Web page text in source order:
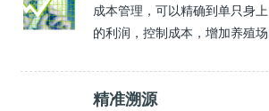
成本管理，可以精确到单只身
的利润，控制成本，增加养殖场
精准溯源